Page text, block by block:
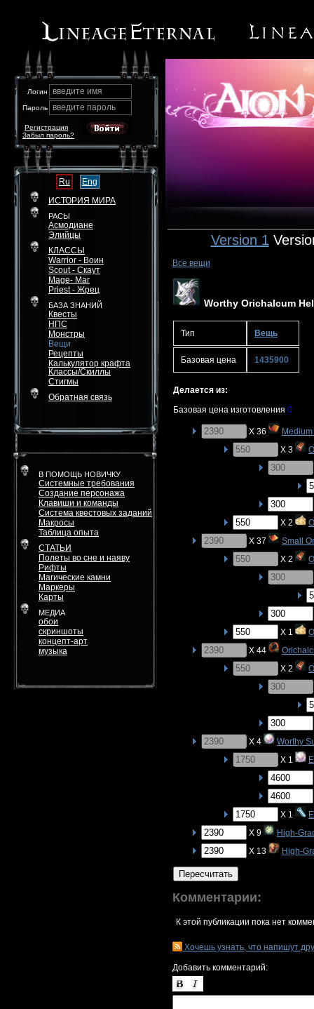
Логин введите имя
Пароль введите пароль
Забыл пароль?
Регистрация
Ru
Eng
ИСТОРИЯ МИРА
РАСЫ
Асмодиане
Элийцы
КЛАССЫ
Warrior - Воин
Scout - Скаут
Mage- Маг
Priest - Жрец
БАЗА ЗНАНИЙ
Квесты
НПС
Монстры
Вещи
Рецепты
Калькулятор крафта
Классы/Скиллы
Стигмы
Обратная связь
В ПОМОЩЬ НОВИЧКУ
Системные требования
Создание персонажа
Клавиши и команды
Система квестовых заданий
Макросы
Таблица опыта
СТАТЬИ
Полеты во сне и наяву
Рифты
Магические камни
Маркеры
Карты
МЕДИА
обои
скриншоты
концепт-арт
музыка
Version 1
Все вещи
Worthy Orichalcum
Тип Вещь
Базовая цена 1435900
Делается из:
Базовая цена изготовления 0
X 36
X 3
X 2
X 37
Small
X 2
X 1
X 44
X 2
X 4
Worthy
X 1
X 1
X 9
High-
X 13
High-
Пересчитать
Комментарии:
К этой публикации пока нет
Хочешь узнать, что напишут
Добавить комментарий: